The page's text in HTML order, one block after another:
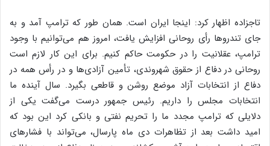
تاجزاده اظهار کرد: اینجا ایران است. همان طور که ترامپ آمد و به
جای تندروها رأی روحانی افزایش یافت، امروز هم می‌توانیم با وجود
ترامپ، عقلانیت را در حکومت حاکم کنیم. برای این کار لازم است
روحانی در دفاع از حقوق شهروندی، تأمین آزادی‌ها و در رأس همه در
دفاع از انتخابات آزاد موضع روشن و قاطعی بگیرد. سال آینده ما
انتخابات مجلس را داریم. رئیس جمهور درست می‌گفت یکی از
دلایلی که ترامپ مجدد ما را تحریم نفتی و بانکی کرد این بود که
امید داشت بعد از تظاهرات دی ماه پارسال، می‌تواند با فشارهای